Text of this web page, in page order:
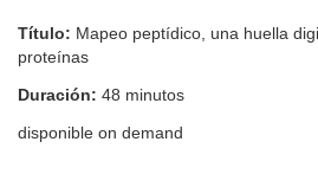
Título: Mapeo peptídico, una huella
proteínas
Duración: 48 minutos
disponible on demand